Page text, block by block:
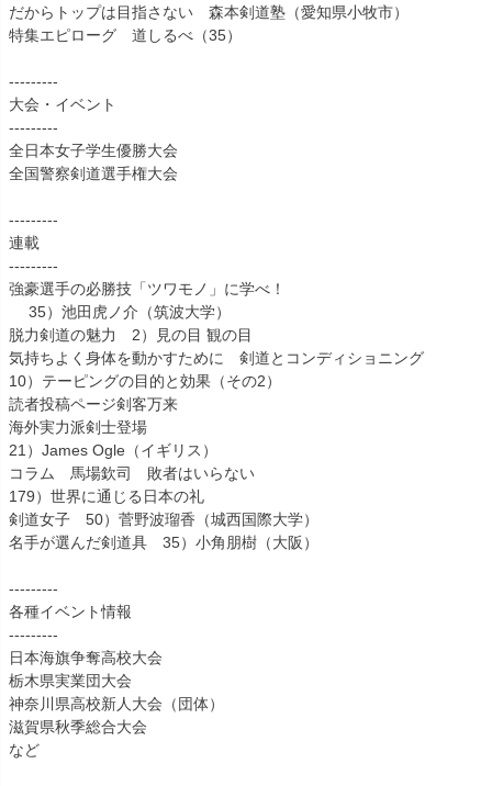
だからトップは目指さない 森本剣道塾（愛知県小牧市）
特集エピローグ 道しるべ（35）
---------
大会・イベント
---------
全日本女子学生優勝大会
全国警察剣道選手権大会
---------
連載
---------
強豪選手の必勝技「ツワモノ」に学べ！
35）池田虎ノ介（筑波大学）
脱力剣道の魅力 2）見の目 観の目
気持ちよく身体を動かすために 剣道とコンディショニング
10）テーピングの目的と効果（その2）
読者投稿ページ剣客万来
海外実力派剣士登場
21）James Ogle（イギリス）
コラム 馬場欽司 敗者はいらない
179）世界に通じる日本の礼
剣道女子 50）菅野波瑠香（城西国際大学）
名手が選んだ剣道具 35）小角朋樹（大阪）
---------
各種イベント情報
---------
日本海旗争奪高校大会
栃木県実業団大会
神奈川県高校新人大会（団体）
滋賀県秋季総合大会
など